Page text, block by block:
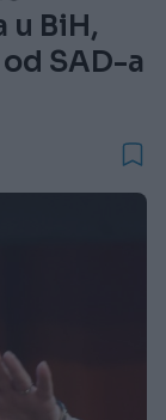
u BiH,
SAD-a